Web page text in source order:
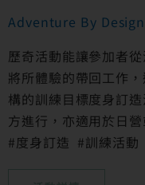
工商訓
為企業度身訂
歷奇挑戰活
Adventure By
歷奇活動能讓參加者
將所體驗的帶回工作
構的訓練目標度身訂
方進行，亦適用於日營
#度身訂造 #訓練活動